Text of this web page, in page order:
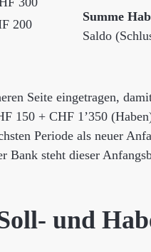
200
Summe
Saldo
Seite eingetragen,
150 + CHF 1’350
Periode als neuer
Bank steht dieser
und